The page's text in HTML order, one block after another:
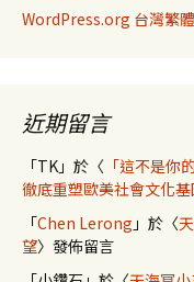
WordPress.org 台灣繁
近期留言
「TK」於〈 「這不是你
徹底重塑歐美社會文化基
「Chen Lerong 」於〈
望〉發佈留言